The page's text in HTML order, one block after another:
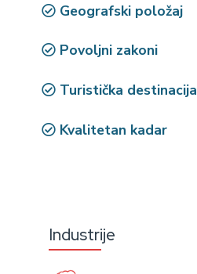
Geografski položaj
Povoljni zakoni
Turistička destinacija
Kvalitetan kadar
Industrije